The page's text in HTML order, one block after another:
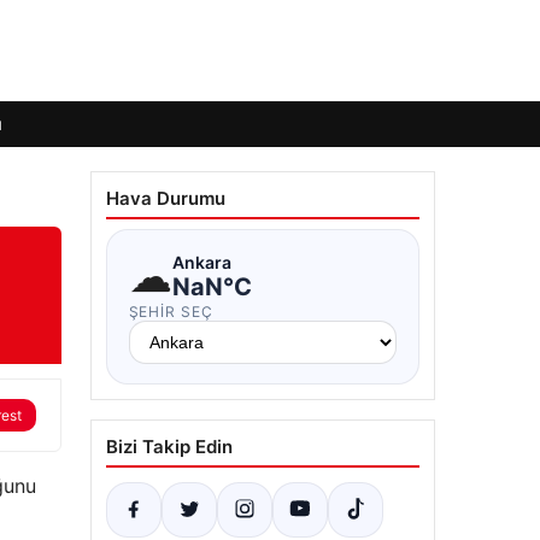
Hava Durumu
☁Ankara
NaN°C
ŞEHIR SEÇ
Bizi Takip Edin